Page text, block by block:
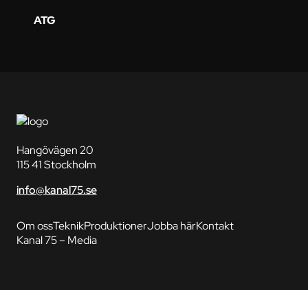
ATG
Hangövägen 20
115 41 Stockholm
info@kanal75.se
Om ossTeknikProduktionerJobba härKontakt
Kanal 75 – Media